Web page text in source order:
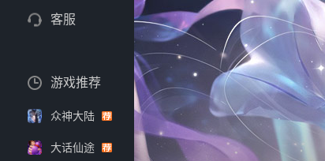
客服
游戏推荐
众神大陆
大话仙途